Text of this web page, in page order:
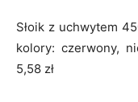
Słoik z uchwytem
kolory: czerwony,
5,58 zł